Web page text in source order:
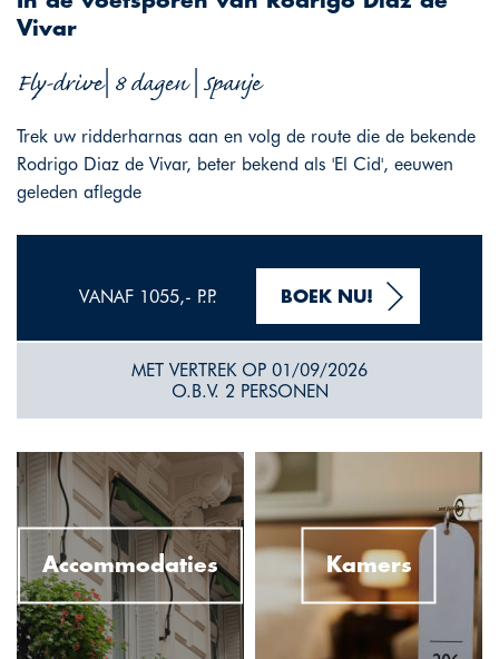
Vivar
Fly-drive| 8 dagen | Spanje
Trek uw ridderharnas aan en volg de route die de bekende
Rodrigo Diaz de Vivar, beter bekend als 'El Cid', eeuwen
geleden aflegde
VANAF 1055,- P.P. BOEK NU!
MET VERTREK OP 01/09/2026
O.B.V. 2 PERSONEN
Accommodaties Kamers